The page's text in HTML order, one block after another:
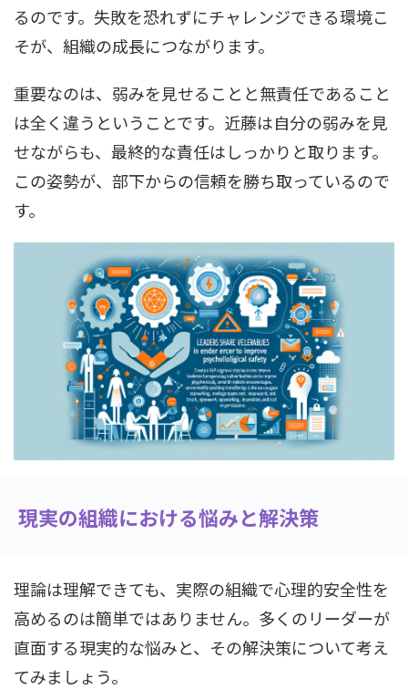
るのです。失敗を恐れずにチャレンジできる環境こ
そが、組織の成長につながります。
重要なのは、弱みを見せることと無責任であること
は全く違うということです。近藤は自分の弱みを見
せながらも、最終的な責任はしっかりと取ります。
この姿勢が、部下からの信頼を勝ち取っているので
す。
現実の組織における悩みと解決策
理論は理解できても、実際の組織で心理的安全性を
高めるのは簡単ではありません。多くのリーダーが
直面する現実的な悩みと、その解決策について考え
てみましょう。